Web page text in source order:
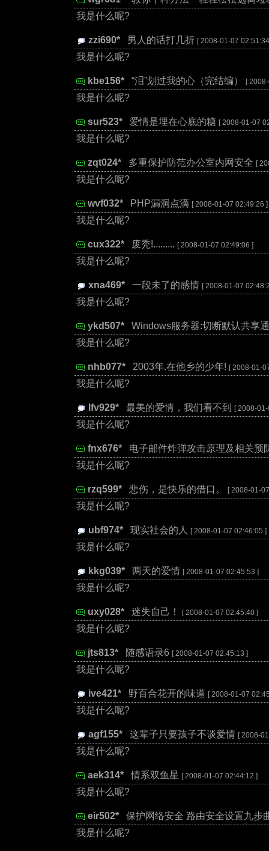
我是什么呢?
zzi690*: 男人的话打几折 [ 2008-01-07
我是什么呢?
kbe156*: “泪”划过我的心（完结编） [
我是什么呢?
sur523*: 爱情是埋在心底的糖 [ 2008-01-07
我是什么呢?
zqt024*: 多重保护防范办公室内网安全 [
我是什么呢?
wvf032*: PHP漏洞点滴 [ 2008-01-07 02:49:26 ]
我是什么呢?
cux322*: 废秃!......... [ 2008-01-07 02:49:06 ]
我是什么呢?
xna469*: 一段未了的感情 [ 2008-01-07
我是什么呢?
ykd507*: Windows服务器:切断默认共享
我是什么呢?
nhb077*: 2003年.在他乡的少年! [ 2008-01-
我是什么呢?
lfv929*: 最美的爱情，我们看不到 [ 2008-
我是什么呢?
fnx676*: 电子邮件炸弹攻击原理及相关预
我是什么呢?
rzq599*: 悲伤，是快乐的借口。 [ 2008-01-
我是什么呢?
ubf974*: 现实社会的人 [ 2008-01-07 02:46:05 ]
我是什么呢?
kkg039*: 两天的爱情 [ 2008-01-07 02:45:53 ]
我是什么呢?
uxy028*: 迷失自己！ [ 2008-01-07 02:45:40 ]
我是什么呢?
jts813*: 随感语录6 [ 2008-01-07 02:45:13 ]
我是什么呢?
ive421*: 野百合花开的味道 [ 2008-01-07
我是什么呢?
agf155*: 这辈子只要孩子不谈爱情 [ 2008-
我是什么呢?
aek314*:情系双鱼星 [ 2008-01-07 02:44:12 ]
我是什么呢?
eir502*: 保护网络安全 路由安全设置九步
我是什么呢?